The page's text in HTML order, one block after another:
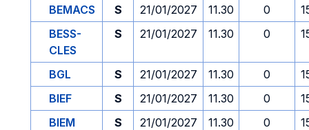
BEMACS
S 21/01/2027 11.30 0
BESS-
CLES
S 21/01/2027 11.30 0
BGL S 21/01/2027 11.30 0
BIEF
S 21/01/2027 11.30 0
BIEM
S 21/01/2027 11.30 0